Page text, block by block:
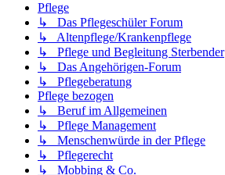
Pflege
↳ Das Pflegeschüler Forum
↳ Altenpflege/Krankenpflege
↳ Pflege und Begleitung Sterbender
↳ Das Angehörigen-Forum
↳ Pflegeberatung
Pflege bezogen
↳ Beruf im Allgemeinen
↳ Pflege Management
↳ Menschenwürde in der Pflege
↳ Pflegerecht
↳ Mobbing & Co.